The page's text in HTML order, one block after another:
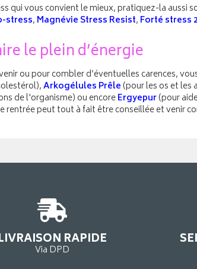
qui vous convient le mieux, pratiquez-la aussi
stress, Magnévie Stress Resist, Forté stress
le plein d’énergie
ou pour combler d’éventuelles carences,
Arkogélules Prêle (pour les os et les
de l'organisme) ou encoreErgyepur(pour
rentrée peut tout à fait être conseillée et venir
RAPIDE
Via DPD